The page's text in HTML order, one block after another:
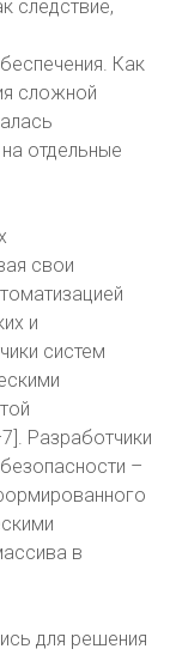
следствие,
Как
сложной
отдельные
свои
и
систем
Разработчики
–
в
для решения